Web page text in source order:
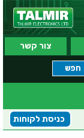
צור קשר
כניסת לקוחות